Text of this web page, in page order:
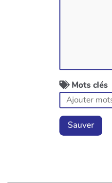
Mots clés
Sauver